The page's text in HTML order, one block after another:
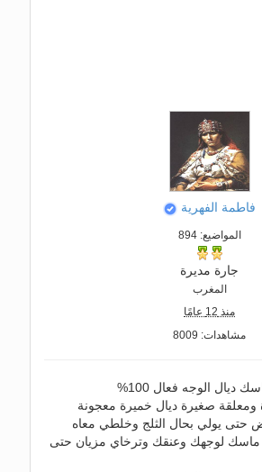
فاطمة الفهرية
المواضيع: 894
جارة مديرة
المغرب
منذ 12 عامًا
مشاهدات: 8009
ديال الوجه فعال 100%
صغيرة ديال خميرة معجونة
حتى يولي بحال الثلج وخلطي معاه
ماسك لوجهك وعنقك وترخاي مزيان حتى